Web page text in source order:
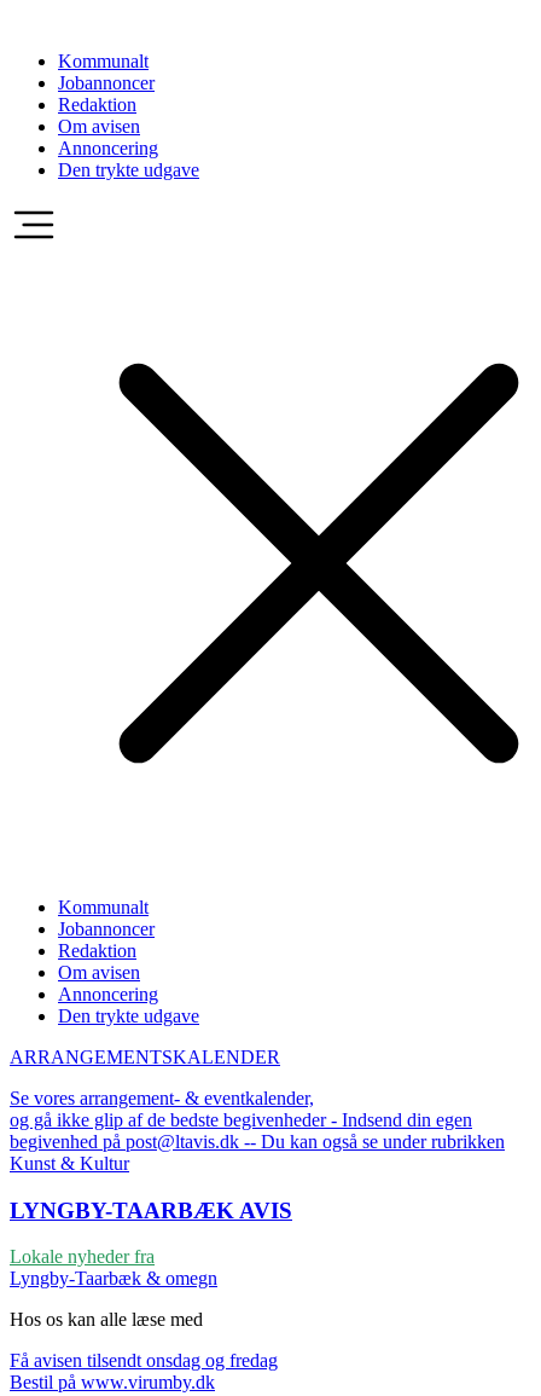
indholdKommunalt
Jobannoncer
Redaktion
Om avisen
Annoncering
Den trykte udgave
Kommunalt
Jobannoncer
Redaktion
Om avisen
Annoncering
Den trykte udgave
ARRANGEMENTSKALENDER
Se vores arrangement- & eventkalender,
og gå ikke glip af de bedste begivenheder - Indsend din egen
begivenhed på post@ltavis.dk -- Du kan også se under rubrikken
Kunst & Kultur
LYNGBY-TAARBÆK AVIS
Lokale nyheder fra
Lyngby-Taarbæk & omegn
Hos os kan alle læse med
Få avisen tilsendt onsdag og fredag
Bestil på www.virumby.dk